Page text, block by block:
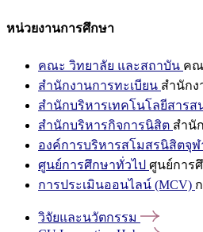
หน่วยงานการศึกษา
คณะ วิทยาลัย และสถาบัน คณ
สำนักงานการทะเบียน สำนักง
สำนักบริหารเทคโนโลยีสารส
สำนักบริหารกิจการนิสิต สำนั
องค์การบริหารสโมสรนิสิตจุฬ
ศูนย์การศึกษาทั่วไป ศูนย์การ
การประเมินออนไลน์ (MCV)
วิจัยและนวัตกรรม